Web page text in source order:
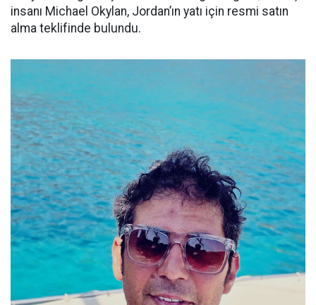
insanı Michael Okylan, Jordan’ın yatı için resmi satın
alma teklifinde bulundu.